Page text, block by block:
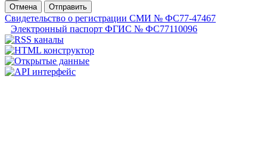
Отмена
Отправить
Свидетельство о регистрации СМИ № ФС77-47467
Электронный паспорт ФГИС № ФС77110096